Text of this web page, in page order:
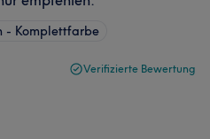
- Komplettfarbe
Verifizierte Bewertung